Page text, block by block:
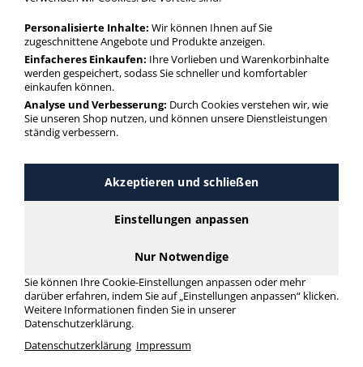
Ausweishüllen 54x86mm mit unserer Filter-Funktion.
Dokument / Ausweishüllen 54x86mm
mehr Infos zur Kategorie
Dokument / Ausweishüllen
Dokument / Ausweishüllen
A7
Dokument / Ausweishüllen
A4
Personalisierte Inhalte: Wir können Ihnen auf Sie
zugeschnittene Angebote und Produkte anzeigen.
Einfacheres Einkaufen: Ihre Vorlieben und Warenkorbinhalte
werden gespeichert, sodass Sie schneller und komfortabler
einkaufen können.
Analyse und Verbesserung: Durch Cookies verstehen wir, wie
Sie unseren Shop nutzen, und können unsere Dienstleistungen
ständig verbessern.
Akzeptieren und schließen
Einstellungen anpassen
Nur Notwendige
Sie können Ihre Cookie-Einstellungen anpassen oder mehr
darüber erfahren, indem Sie auf „Einstellungen anpassen“ klicken.
Weitere Informationen finden Sie in unserer
Datenschutzerklärung.
Datenschutzerklärung Impressum